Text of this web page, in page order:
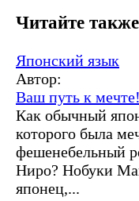
Читайте также
Японский язык
Автор:
Ваш путь к мечте!
Как обычный
которого была
фешенебельный
Ниро? Нобуки
японец,...